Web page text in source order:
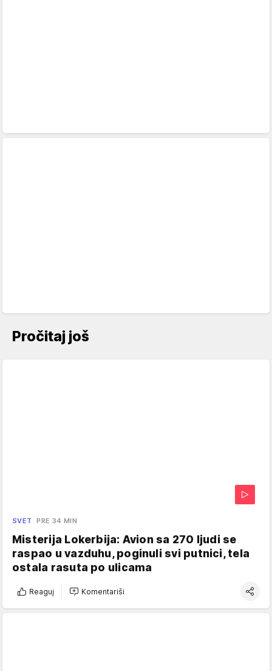
Pročitaj još
SVET PRE 34 MIN
Misterija Lokerbija: Avion sa 270 ljudi se
raspao u vazduhu, poginuli svi putnici, tela
ostala rasuta po ulicama
Reaguj Komentariši